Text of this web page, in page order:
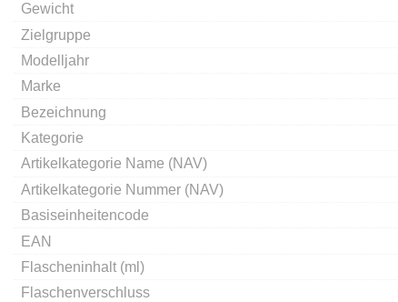
Gewicht
Zielgruppe
Modelljahr
Marke
Bezeichnung
Kategorie
Artikelkategorie Name (NAV)
Artikelkategorie Nummer (NAV)
Basiseinheitencode
EAN
Flascheninhalt (ml)
Flaschenverschluss